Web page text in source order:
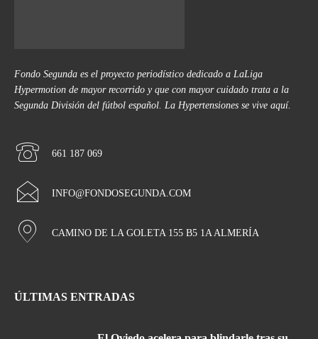
Fondo Segunda es el proyecto periodístico dedicado a LaLiga
Hypermotion de mayor recorrido y que con mayor cuidado trata a la
Segunda División del fútbol español. La Hypertensiones se vive aquí.
661 187 069
INFO@FONDOSEGUNDA.COM
CAMINO DE LA GOLETA 155 B5 1A ALMERÍA
ÚLTIMAS ENTRADAS